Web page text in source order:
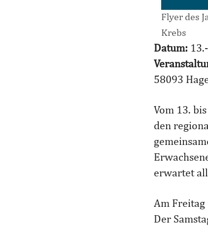
Flyer des
Krebs
Datum:
58093
Vom 13.
den
erwartet
Am Freitag
Der